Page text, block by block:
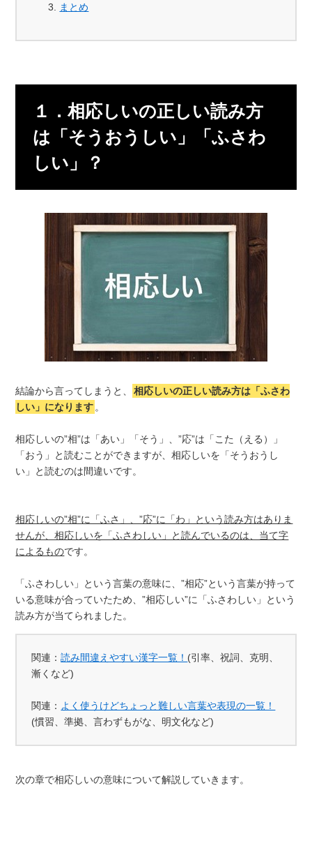
まとめ
１．相応しいの正しい読み方
は「そうおうしい」「ふさわ
しい」？
結論から言ってしまうと、
相応しいの正しい読み方は「ふさわ
しい」になります 。
相応しいの”相”は「あい」「そう」、”応”は「こた（える）」
「おう」と読むことができますが、相応しいを「そうおうし
い」と読むのは間違いです。
相応しいの”相”に「ふさ」、”応”に「わ」という読み方はありま
せんが、相応しいを「ふさわしい」と読んでいるのは、当て字
によるものです。
「ふさわしい」という言葉の意味に、”相応”という言葉が持って
いる意味が合っていたため、”相応しい”に「ふさわしい」という
読み方が当てられました。
関連：読み間違えやすい漢字一覧！ (引率、祝詞、克明、
漸くなど)
関連： よく使うけどちょっと難しい言葉や表現の一覧！
(慣習、準拠、言わずもがな、明文化など)
次の章で相応しいの意味について解説していきます。